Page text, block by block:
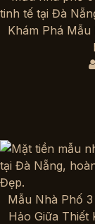
Khám Phá
Mẫu Nhà Phố
Hảo Giữa Thiết